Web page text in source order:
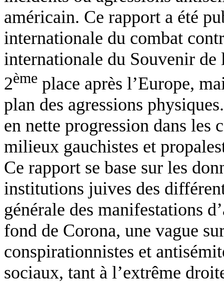
américain. Ce rapport a été
internationale du combat
internationale du Souvenir
2ème place après l’Europe,
plan des agressions
en nette progression dans les
milieux gauchistes et
Ce rapport se base sur les
institutions juives des
générale des manifestations
fond de Corona, une vague
conspirationnistes et
sociaux, tant à l’extrême